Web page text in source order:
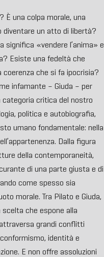
È una colpa morale, una
diventare un atto di libertà?
significa «vendere l’anima» e
Esiste una fedeltà che
coerenza che si fa ipocrisia?
infamante – Giuda – per
categoria critica del nostro
politica e autobiografia,
umano fondamentale: nella
Dalla figura
della contemporaneità,
di una parte giusta e di
come spesso sia
morale. Tra Pilato e Giuda,
scelta che espone alla
attraversa grandi conflitti
identità e
E non offre assoluzioni